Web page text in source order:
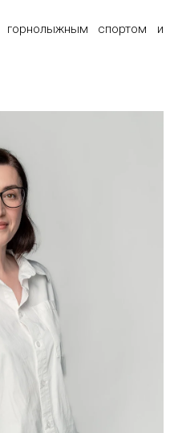
горнолыжным спортом и